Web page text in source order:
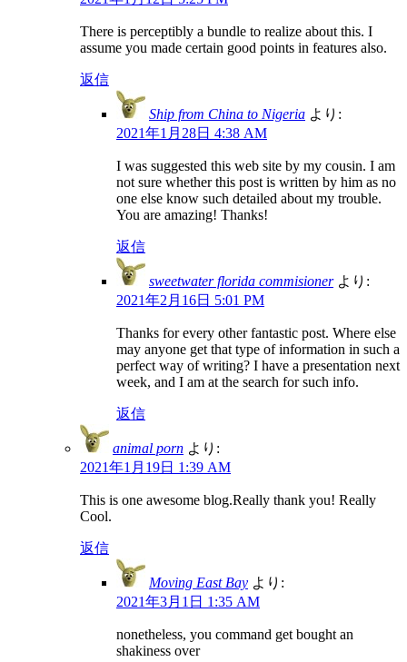
There is perceptibly a bundle to realize about this. I
assume you made certain good points in features also.
返信
Ship from China to Nigeria より:
2021年1月28日 4:38 AM
I was suggested this web site by my cousin. I am
not sure whether this post is written by him as no
one else know such detailed about my trouble.
You are amazing! Thanks!
返信
sweetwater florida commisioner より:
2021年2月16日 5:01 PM
Thanks for every other fantastic post. Where else
may anyone get that type of information in such a
perfect way of writing? I have a presentation next
week, and I am at the search for such info.
返信
animal porn より:
2021年1月19日 1:39 AM
This is one awesome blog.Really thank you! Really
Cool.
返信
Moving East Bay より:
2021年3月1日 1:35 AM
nonetheless, you command get bought an
shakiness over